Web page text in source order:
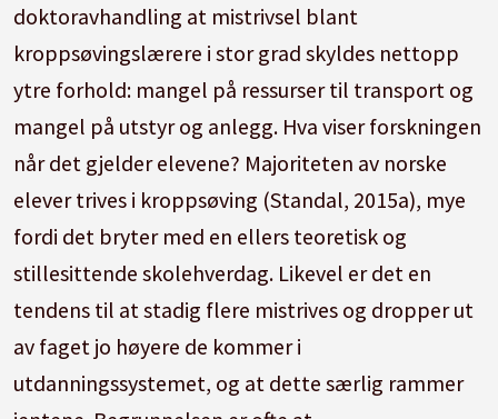
doktoravhandling at mistrivsel blant
kroppsøvingslærere i stor grad skyldes nettopp
ytre forhold: mangel på ressurser til transport og
mangel på utstyr og anlegg. Hva viser forskningen
når det gjelder elevene? Majoriteten av norske
elever trives i kroppsøving (Standal, 2015a), mye
fordi det bryter med en ellers teoretisk og
stillesittende skolehverdag. Likevel er det en
tendens til at stadig flere mistrives og dropper ut
av faget jo høyere de kommer i
utdanningssystemet, og at dette særlig rammer